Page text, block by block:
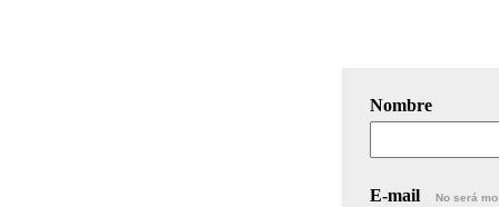
Nombre
E-mail No será